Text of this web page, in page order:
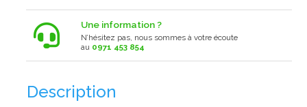
Une information ?
N’hésitez pas, nous sommes à votre écoute
au 0971 453 854
Description